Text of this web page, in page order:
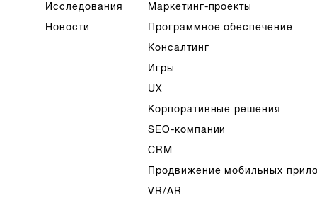
Исследования
Новости
Маркетинг-проекты
Программное обеспечение
Консалтинг
Игры
UX
Корпоративные решения
SEO-компании
CRM
Продвижение мобильных
VR/AR